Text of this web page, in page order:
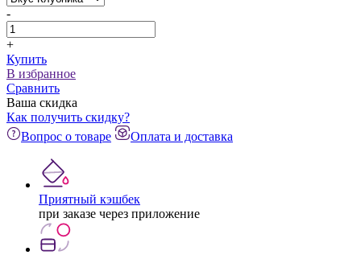
-
+
Купить
В избранное
Сравнить
Ваша скидка
Как получить скидку?
Вопрос о товаре
Оплата и доставка
Приятный кэшбек
при заказе через приложение